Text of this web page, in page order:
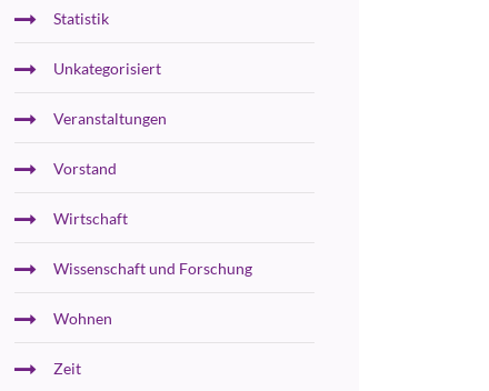
Statistik
Unkategorisiert
Veranstaltungen
Vorstand
Wirtschaft
Wissenschaft und Forschung
Wohnen
Zeit